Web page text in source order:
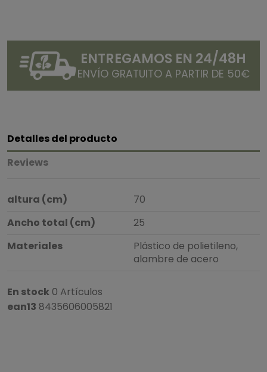
ENTREGAMOS EN 24/48H
ENVÍO GRATUITO A PARTIR DE 50€
Detalles del producto
Reviews
altura (cm)
70
Ancho total (cm)
25
Materiales
Plástico de polietileno,
alambre de acero
En stock 0 Artículos
ean13 8435606005821